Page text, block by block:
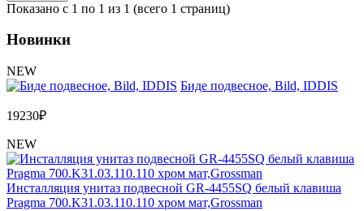
Показано с 1 по 1 из 1 (всего 1 страниц)
Новинки
NEW
Биде подвесное, Bild, IDDIS
19230₽
NEW
Инсталляция унитаз подвесной GR-4455SQ белый клавиша
Pragma 700.K31.03.110.110 хром мат,Grossman